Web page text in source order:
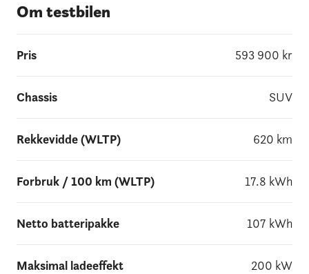
Om testbilen
Pris 593 900 kr
Chassis SUV
Rekkevidde (WLTP) 620 km
Forbruk / 100 km (WLTP) 17.8 kWh
Netto batteripakke 107 kWh
Maksimal ladeeffekt 200 kW